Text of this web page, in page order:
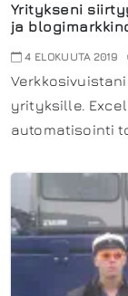
Yritykseni
ja
4 ELOKUUTA 2019
yrityksille.
automatisointi